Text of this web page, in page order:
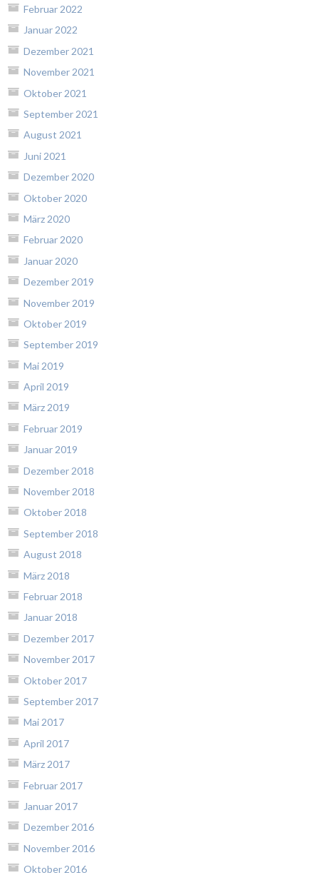
Februar 2022
Januar 2022
Dezember 2021
November 2021
Oktober 2021
September 2021
August 2021
Juni 2021
Dezember 2020
Oktober 2020
März 2020
Februar 2020
Januar 2020
Dezember 2019
November 2019
Oktober 2019
September 2019
Mai 2019
April 2019
März 2019
Februar 2019
Januar 2019
Dezember 2018
November 2018
Oktober 2018
September 2018
August 2018
März 2018
Februar 2018
Januar 2018
Dezember 2017
November 2017
Oktober 2017
September 2017
Mai 2017
April 2017
März 2017
Februar 2017
Januar 2017
Dezember 2016
November 2016
Oktober 2016